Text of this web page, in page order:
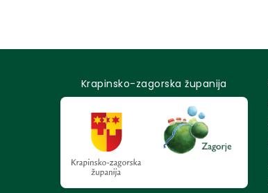
Krapinsko-zagorska županija